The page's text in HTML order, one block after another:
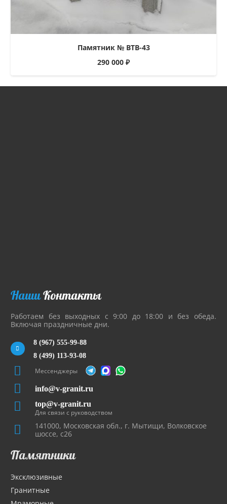
Памятник № ВТВ-43
290 000 ₽
НашиКонтакты
Работаем без выходных с 9:00 до 18:00 и без обеда.
Включая праздничные дни.
8 (967) 555-99-88
8 (499) 113-93-08
Мессенджеры
info@v-granit.ru
top@v-granit.ru
Для связи с руководством
141000, Московская обл., г. Мытищи, Волковское
шоссе, с26
Памятники
Эксклюзивные
Гранитные